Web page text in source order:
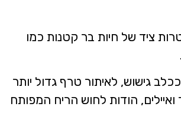
ציד של חיות בר קטנות כמו
גישוש, לאיתור טרף גדול יותר
הודות לחוש הריח המפותח